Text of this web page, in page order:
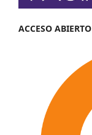
ACCESO ABIERTO